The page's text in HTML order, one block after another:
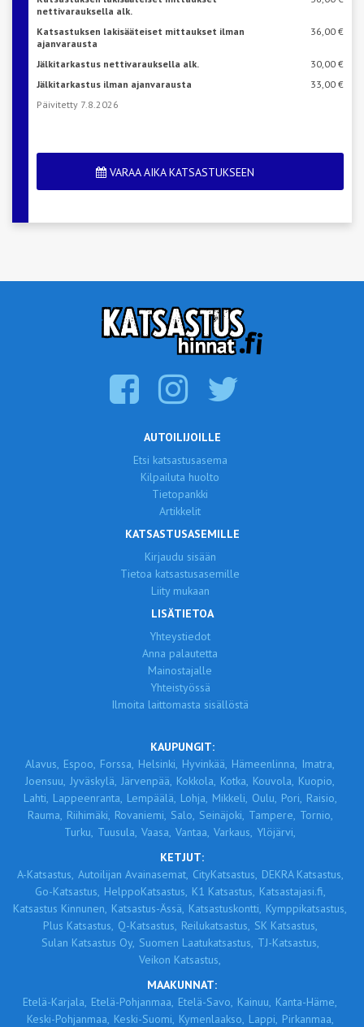
nettivarauksella alk.
Katsastuksen lakisääteiset mittaukset ilman
ajanvarausta
36,00 €
Jälkitarkastus nettivarauksella alk.
30,00 €
Jälkitarkastus ilman ajanvarausta
33,00 €
Päivitetty 7.8.2026
VARAA AIKA KATSASTUKSEEN
AUTOILIJOILLE
Etsi katsastusasema
Kilpailuta huolto
Tietopankki
Artikkelit
KATSASTUSASEMILLE
Kirjaudu sisään
Tietoa katsastusasemille
Liity mukaan
LISÄTIETOA
Yhteystiedot
Anna palautetta
Mainostajalle
Yhteistyössä
Ilmoita laittomasta sisällöstä
KAUPUNGIT:
Alavus, Espoo, Forssa, Helsinki, Hyvinkää, Hämeenlinna, Imatra,
Joensuu, Jyväskylä, Järvenpää, Kokkola, Kotka, Kouvola, Kuopio,
Lahti, Lappeenranta, Lempäälä, Lohja, Mikkeli, Oulu, Pori, Raisio,
Rauma, Riihimäki, Rovaniemi, Salo, Seinäjoki, Tampere, Tornio,
Turku, Tuusula, Vaasa, Vantaa, Varkaus, Ylöjärvi,
KETJUT:
A-Katsastus, Autoilijan Avainasemat, CityKatsastus, DEKRA Katsastus,
Go-Katsastus, HelppoKatsastus, K1 Katsastus, Katsastajasi.fi,
Katsastus Kinnunen, Katsastus-Ässä, Katsastuskontti, Kymppikatsastus,
Plus Katsastus, Q-Katsastus, Reilukatsastus, SK Katsastus,
Sulan Katsastus Oy, Suomen Laatukatsastus, TJ-Katsastus,
Veikon Katsastus,
MAAKUNNAT:
Etelä-Karjala, Etelä-Pohjanmaa, Etelä-Savo, Kainuu, Kanta-Häme,
Keski-Pohjanmaa, Keski-Suomi, Kymenlaakso, Lappi, Pirkanmaa,